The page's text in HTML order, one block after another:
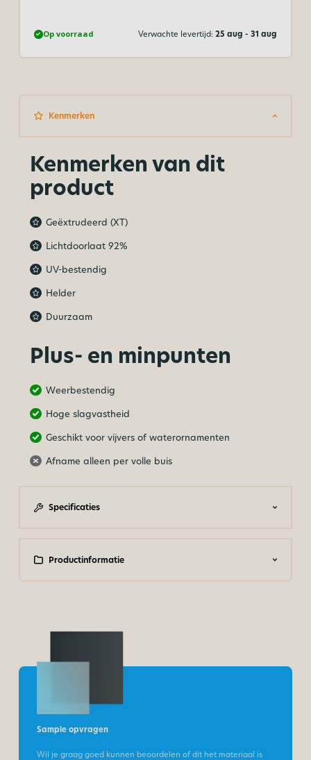
Op voorraad Verwachte levertijd:25 aug - 31 aug
Kenmerken
Kenmerken van dit
product
Geëxtrudeerd (XT)
Lichtdoorlaat 92%
UV-bestendig
Helder
Duurzaam
Plus- en minpunten
Weerbestendig
Hoge slagvastheid
Geschikt voor vijvers of waterornamenten
Afname alleen per volle buis
Specificaties
Productinformatie
Sample opvragen
Wil je graag goed kunnen beoordelen of dit het materiaal is